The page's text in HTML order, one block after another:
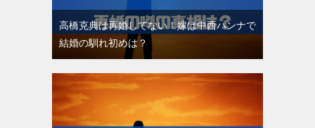
高橋克典は再婚してない！嫁は中西ハンナで
結婚の馴れ初めは？